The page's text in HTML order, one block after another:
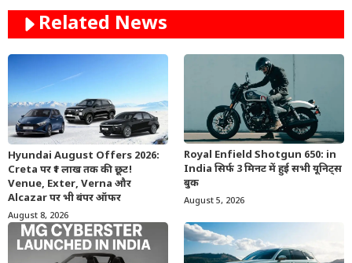
Related News
Hyundai August Offers 2026:
Creta पर ₹1 लाख तक की छूट!
Venue, Exter, Verna और
Alcazar पर भी बंपर ऑफर
August 8, 2026
Royal Enfield Shotgun 650: in
India सिर्फ 3 मिनट में हुई सभी यूनिट्स
बुक
August 5, 2026